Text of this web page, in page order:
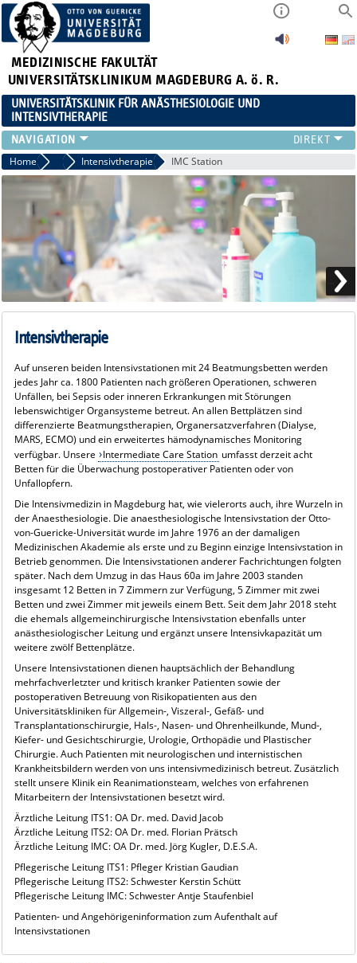
MEDIZINISCHE FAKULTÄT
UNIVERSITÄTSKLINIKUM MAGDEBURG A. ö. R.
UNIVERSITÄTSKLINIK FÜR ANÄSTHESIOLOGIE UND
INTENSIVTHERAPIE
BEREICHE AINSP
PATIENTENINFORMATIONEN
MITARBEITER
FORSCHUNG & LEHRE
WEITERBILDUNG
KARRIERE
Home Bereiche AINSP
Intensivtherapie IMC Station
Intensivtherapie
Auf unseren beiden Intensivstationen mit 24 Beatmungsbetten werden
jedes Jahr ca. 1800 Patienten nach größeren Operationen, schweren
Unfällen, bei Sepsis oder inneren Erkrankungen mit Störungen
lebenswichtiger Organsysteme betreut. An allen Bettplätzen sind
differenzierte Beatmungstherapien, Organersatzverfahren (Dialyse,
MARS, ECMO) und ein erweitertes hämodynamisches Monitoring
verfügbar. Unsere
Intermediate Care Station umfasst derzeit acht
Betten für die Überwachung postoperativer Patienten oder von
Unfallopfern.
Die Intensivmedizin in Magdeburg hat, wie vielerorts auch, ihre Wurzeln in
der Anaesthesiologie. Die anaesthesiologische Intensivstation der Otto-
von-Guericke-Universität wurde im Jahre 1976 an der damaligen
Medizinischen Akademie als erste und zu Beginn einzige Intensivstation in
Betrieb genommen. Die Intensivstationen anderer Fachrichtungen folgten
später. Nach dem Umzug in das Haus 60a im Jahre 2003 standen
insgesamt 12 Betten in 7 Zimmern zur Verfügung, 5 Zimmer mit zwei
Betten und zwei Zimmer mit jeweils einem Bett. Seit dem Jahr 2018 steht
die ehemals allgemeinchirurgische Intensivstation ebenfalls unter
anästhesiologischer Leitung und ergänzt unsere Intensivkapazität um
weitere zwölf Bettenplätze.
Unsere Intensivstationen dienen hauptsächlich der Behandlung
mehrfachverletzter und kritisch kranker Patienten sowie der
postoperativen Betreuung von Risikopatienten aus den
Universitätskliniken für Allgemein-, Viszeral-, Gefäß- und
Transplantationschirurgie, Hals-, Nasen- und Ohrenheilkunde, Mund-,
Kiefer- und Gesichtschirurgie, Urologie, Orthopädie und Plastischer
Chirurgie. Auch Patienten mit neurologischen und internistischen
Krankheitsbildern werden von uns intensivmedizinisch betreut. Zusätzlich
stellt unsere Klinik ein Reanimationsteam, welches von erfahrenen
Mitarbeitern der Intensivstationen besetzt wird.
Ärztliche Leitung ITS1: OA Dr. med. David Jacob
Ärztliche Leitung ITS2: OA Dr. med. Florian Prätsch
Ärztliche Leitung IMC: OA Dr. med. Jörg Kugler, D.E.S.A.
Pflegerische Leitung ITS1: Pfleger Kristian Gaudian
Pflegerische Leitung ITS2: Schwester Kerstin Schütt
Pflegerische Leitung IMC: Schwester Antje Staufenbiel
Patienten- und Angehörigeninformation zum Aufenthalt auf
Intensivstationen